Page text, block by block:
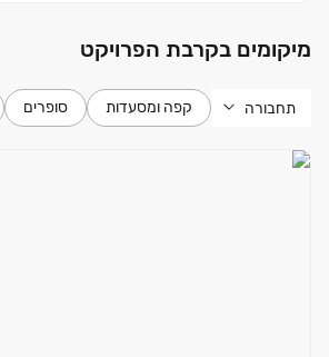
מיקומים בקרבת הפרויקט
תחבורה קפה ומסעדות סופרים